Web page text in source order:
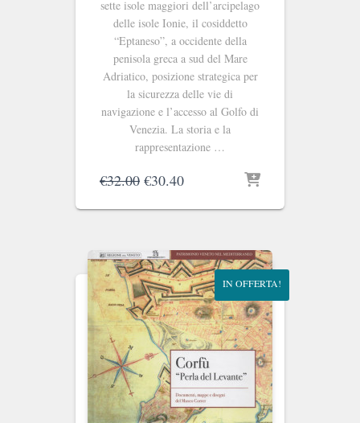
sette isole maggiori dell’arcipelago
delle isole Ionie, il cosiddetto
“Eptaneso”, a occidente della
penisola greca a sud del Mare
Adriatico, posizione strategica per
la sicurezza delle vie di
navigazione e l’accesso al Golfo di
Venezia. La storia e la
rappresentazione …
€32.00 Il
originale
€32.00.
€30.40Il
attuale
€30.40.
IN OFFERTA!